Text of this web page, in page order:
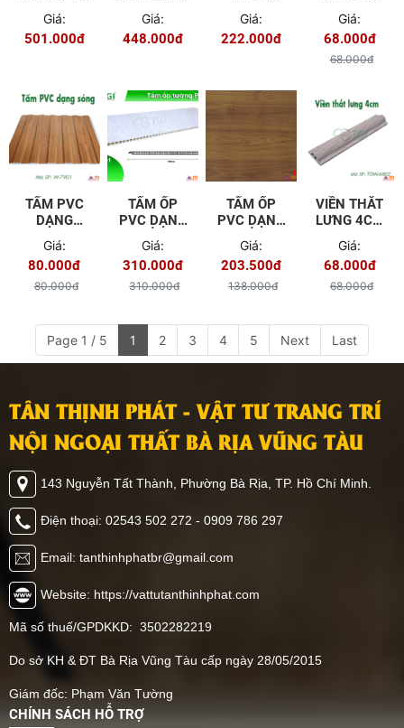
Giá:
501.000đ
Giá:
448.000đ
Giá:
222.000đ
TGW -
6801
Giá:
68.000đ
68.000đ
TẤM PVC
DẠNG
SÓNG W -
7901
Giá:
80.000đ
80.000đ
TẤM ỐP
PVC DẠNG
PHẲNG
600MM
MÀU TGW -
8601
Giá:
310.000đ
310.000đ
TẤM ỐP
PVC DẠNG
PHẲNG
400MM
MÀU TGW -
804
Giá:
203.500đ
138.000đ
VIỀN THẮT
LƯNG 4CM
TGW -
6802
Giá:
68.000đ
68.000đ
Page 1 / 5 1 2 3 4 5 Next Last
TÂN THỊNH PHÁT - VẬT TƯ TRANG TRÍ
NỘI NGOẠI THẤT BÀ RỊA VŨNG TÀU
143 Nguyễn Tất Thành, Phường Bà Rịa, TP. Hồ Chí Minh.
Điện thoại: 02543 502 272 - 0909 786 297
Email: tanthinhphatbr@gmail.com
Website: https://vattutanthinhphat.com
Mã số thuế/GPDKKD: 3502282219
Do sở KH & ĐT Bà Rịa Vũng Tàu cấp ngày 28/05/2015
Giám đốc: Phạm Văn Tường
CHÍNH SÁCH HỖ TRỢ